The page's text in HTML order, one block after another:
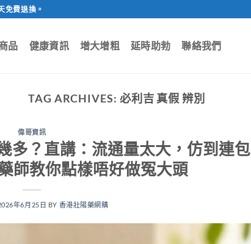
免費退換。
品 健康資訊 增大增粗 延時助勃 聯絡我們
TAG ARCHIVES: 必利吉 真假 辨別
偉哥資訊
多？直講：流通量太大，仿到連包
師教你點樣唔好做冤大頭
年6月25日 BY 香港壯陽藥網購